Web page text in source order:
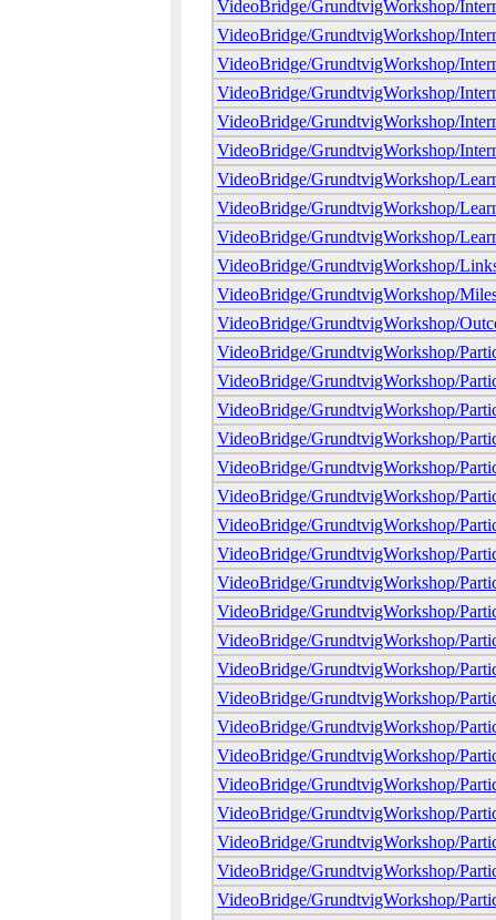
VideoBridge/GrundtvigWorkshop/
VideoBridge/GrundtvigWorkshop/
VideoBridge/GrundtvigWorkshop/
VideoBridge/GrundtvigWorkshop/
VideoBridge/GrundtvigWorkshop/
VideoBridge/GrundtvigWorkshop/
VideoBridge/GrundtvigWorkshop/
VideoBridge/GrundtvigWorkshop/
VideoBridge/GrundtvigWorkshop/
VideoBridge/GrundtvigWorkshop/
VideoBridge/GrundtvigWorkshop/
VideoBridge/GrundtvigWorkshop/
VideoBridge/GrundtvigWorkshop/
VideoBridge/GrundtvigWorkshop/
VideoBridge/GrundtvigWorkshop/
VideoBridge/GrundtvigWorkshop/
VideoBridge/GrundtvigWorkshop/
VideoBridge/GrundtvigWorkshop/
VideoBridge/GrundtvigWorkshop/
VideoBridge/GrundtvigWorkshop/
VideoBridge/GrundtvigWorkshop/
VideoBridge/GrundtvigWorkshop/
VideoBridge/GrundtvigWorkshop/
VideoBridge/GrundtvigWorkshop/
VideoBridge/GrundtvigWorkshop/
VideoBridge/GrundtvigWorkshop/
VideoBridge/GrundtvigWorkshop/
VideoBridge/GrundtvigWorkshop/
VideoBridge/GrundtvigWorkshop/
VideoBridge/GrundtvigWorkshop/
VideoBridge/GrundtvigWorkshop/
VideoBridge/GrundtvigWorkshop/